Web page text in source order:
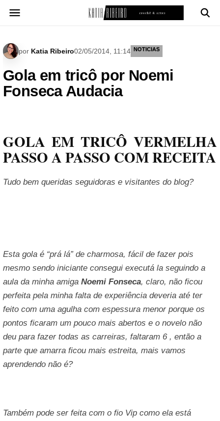
para
por Katia Ribeiro02/05/2014, 11:14 NOTICIAS
Gola em tricô por Noemi
Fonseca Audacia
GOLA EM TRICÔ VERMELHA
PASSO A PASSO COM RECEITA
Tudo bem queridas seguidoras e visitantes do blog?
Esta gola é “prá lá” de charmosa, fácil de fazer pois
mesmo sendo iniciante consegui executá la seguindo a
aula da minha amiga Noemi Fonseca, claro, não ficou
perfeita pela minha falta de experiência deveria até ter
feito com uma agulha com espessura menor porque os
pontos ficaram um pouco mais abertos e o novelo não
deu para fazer todas as carreiras, faltaram 6 , então a
parte que amarra ficou mais estreita, mais vamos
aprendendo não é?
Também pode ser feita com o fio Vip como ela está